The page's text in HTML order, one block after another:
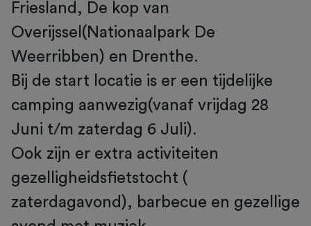
Friesland, De kop van
Overijssel(Nationaalpark De
Weerribben) en Drenthe.
Bij de start locatie is er een tijdelijke
camping aanwezig(vanaf vrijdag 28
Juni t/m zaterdag 6 Juli).
Ook zijn er extra activiteiten
gezelligheidsfietstocht (
zaterdagavond), barbecue en gezellige